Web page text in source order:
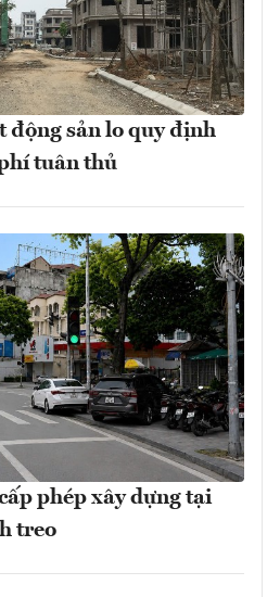
động sản lo quy định
tuân thủ
phép xây dựng tại
treo